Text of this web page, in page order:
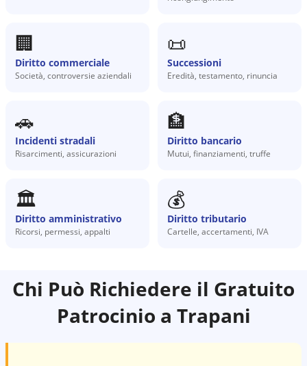
🏢
Diritto commerciale
Società, controversie aziendali
📜
Successioni
Eredità, testamento, rinuncia
🚗
Incidenti stradali
Risarcimenti, assicurazioni
🏦
Diritto bancario
Mutui, finanziamenti, truffe
🏛️
Diritto amministrativo
Ricorsi, permessi, appalti
💰
Diritto tributario
Cartelle, accertamenti, IVA
Chi Può Richiedere il Gratuito
Patrocinio a Trapani